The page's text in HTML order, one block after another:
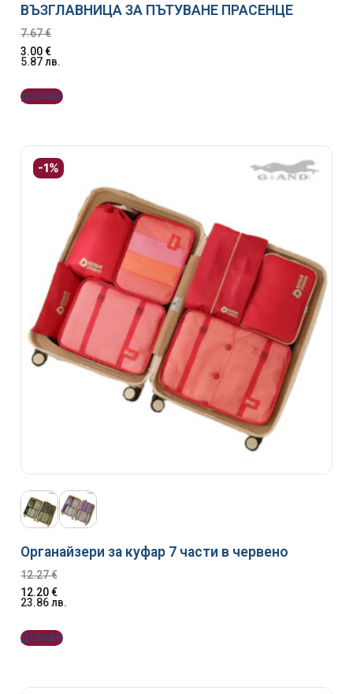
ВЪЗГЛАВНИЦА ЗА ПЪТУВАНЕ ПРАСЕНЦЕ
7.67€
3.00€
5.87лв.
ДОБАВИ
-1%
Органайзери за куфар 7 части в червено
12.27€
12.20€
23.86лв.
ДОБАВИ